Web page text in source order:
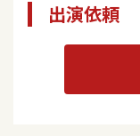
出演依頼